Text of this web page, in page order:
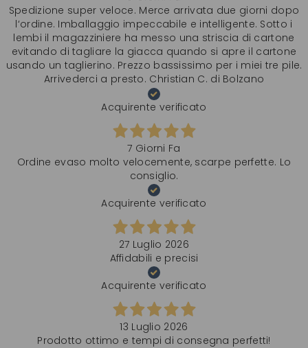
Spedizione super veloce. Merce arrivata due giorni dopo
l‘ordine. Imballaggio impeccabile e intelligente. Sotto i
lembi il magazziniere ha messo una striscia di cartone
evitando di tagliare la giacca quando si apre il cartone
usando un taglierino. Prezzo bassissimo per i miei tre pile.
Arrivederci a presto. Christian C. di Bolzano
Acquirente verificato
7 Giorni Fa
Ordine evaso molto velocemente, scarpe perfette. Lo
consiglio.
Acquirente verificato
27 Luglio 2026
Affidabili e precisi
Acquirente verificato
13 Luglio 2026
Prodotto ottimo e tempi di consegna perfetti!